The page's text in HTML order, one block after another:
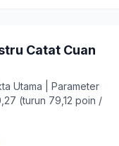
Catat Cuan
Utama | Parameter
(turun 79,12 poin /